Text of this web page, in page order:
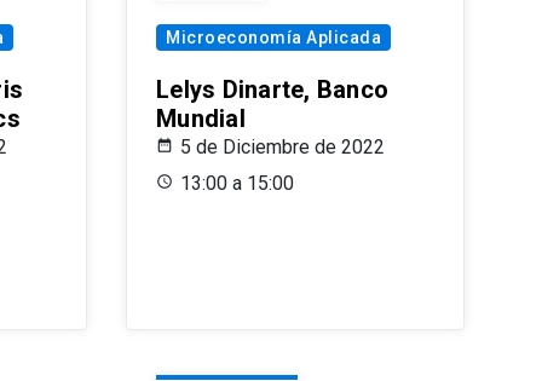
Microeconomía Aplicada
Lelys Dinarte, Banco
Mundial
5 de Diciembre de 2022
13:00 a 15:00